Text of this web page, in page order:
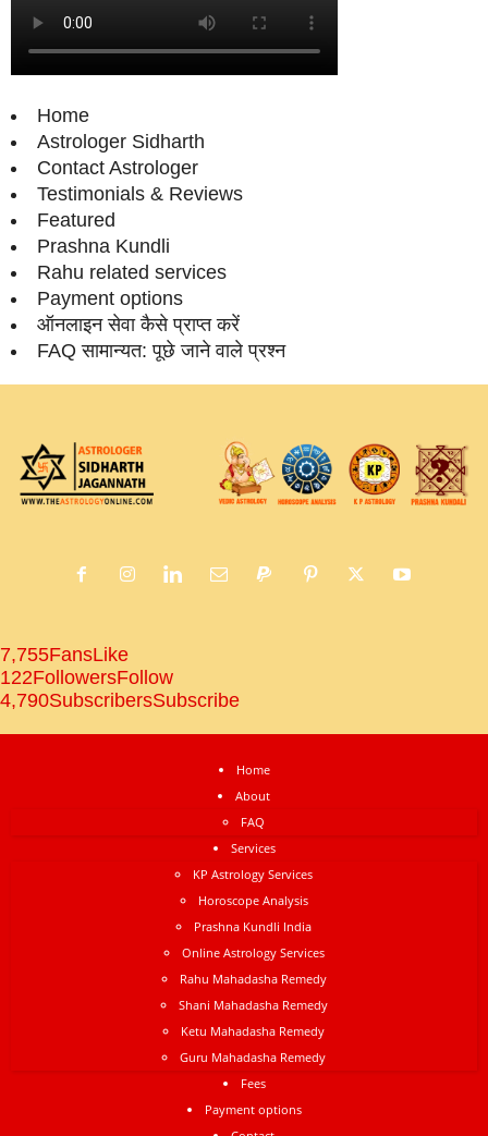
Home
Astrologer Sidharth
Contact Astrologer
Testimonials & Reviews
Featured
Prashna Kundli
Rahu related services
Payment options
ऑनलाइन सेवा कैसे प्राप्‍त करें
FAQ सामान्‍यत: पूछे जाने वाले प्रश्‍न
7,755FansLike
122FollowersFollow
4,790SubscribersSubscribe
Home
About
FAQ
Services
KP Astrology Services
Horoscope Analysis
Prashna Kundli India
Online Astrology Services
Rahu Mahadasha Remedy
Shani Mahadasha Remedy
Ketu Mahadasha Remedy
Guru Mahadasha Remedy
Fees
Payment options